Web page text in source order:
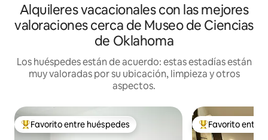
Alquileres vacacionales con las mejores
valoraciones cerca de Museo de Ciencias
de Oklahoma
Los huéspedes están de acuerdo: estas estadías están
muy valoradas por su ubicación, limpieza y otros
aspectos.
Favorito entre huéspedes preferido
Favorito entre huéspedes Favorito entre
Favorito entre